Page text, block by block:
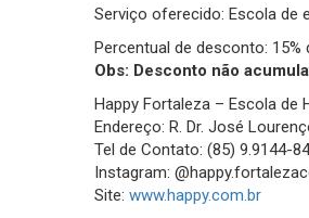
Serviço oferecido: Escola de
Percentual de desconto: 15%
Obs: Desconto não
Happy Fortaleza – Escola de
Endereço: R. Dr. José
Tel de Contato: (85) 9.9144-
Instagram:
Site: www.happy.com.br